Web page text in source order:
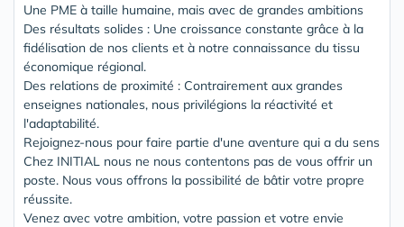
Une PME à taille humaine, mais avec de grandes ambitions
Des résultats solides : Une croissance constante grâce à la
fidélisation de nos clients et à notre connaissance du tissu
économique régional.
Des relations de proximité : Contrairement aux grandes
enseignes nationales, nous privilégions la réactivité et
l'adaptabilité.
Rejoignez-nous pour faire partie d'une aventure qui a du sens
Chez INITIAL nous ne nous contentons pas de vous offrir un
poste. Nous vous offrons la possibilité de bâtir votre propre
réussite.
Venez avec votre ambition, votre passion et votre envie